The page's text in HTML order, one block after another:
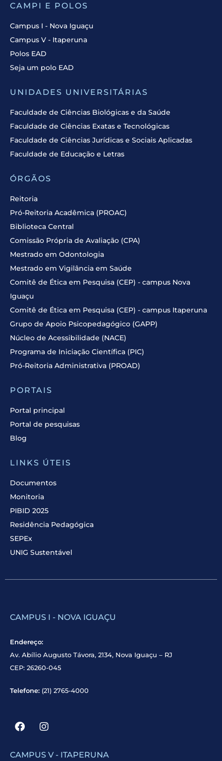
CAMPI E POLOS
Campus I - Nova Iguaçu
Campus V - Itaperuna
Polos EAD
Seja um polo EAD
UNIDADES UNIVERSITÁRIAS
Faculdade de Ciências Biológicas e da Saúde
Faculdade de Ciências Exatas e Tecnológicas
Faculdade de Ciências Jurídicas e Sociais Aplicadas
Faculdade de Educação e Letras
ÓRGÃOS
Reitoria
Pró-Reitoria Acadêmica (PROAC)
Biblioteca Central
Comissão Própria de Avaliação (CPA)
Mestrado em Odontologia
Mestrado em Vigilância em Saúde
Comitê de Ética em Pesquisa (CEP) - campus Nova
Iguaçu
Comitê de Ética em Pesquisa (CEP) - campus Itaperuna
Grupo de Apoio Psicopedagógico (GAPP)
Núcleo de Acessibilidade (NACE)
Programa de Iniciação Científica (PIC)
Pró-Reitoria Administrativa (PROAD)
PORTAIS
Portal principal
Portal de pesquisas
Blog
LINKS ÚTEIS
Documentos
Monitoria
PIBID 2025
Residência Pedagógica
SEPEx
UNIG Sustentável
CAMPUS I - NOVA IGUAÇU
Endereço:
Av. Abílio Augusto Távora, 2134, Nova Iguaçu – RJ
CEP: 26260-045
Telefone: (21) 2765-4000
CAMPUS V - ITAPERUNA